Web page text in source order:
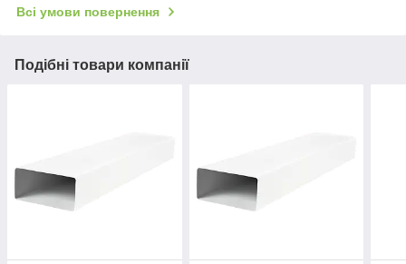
Всі умови повернення
Подібні товари компанії